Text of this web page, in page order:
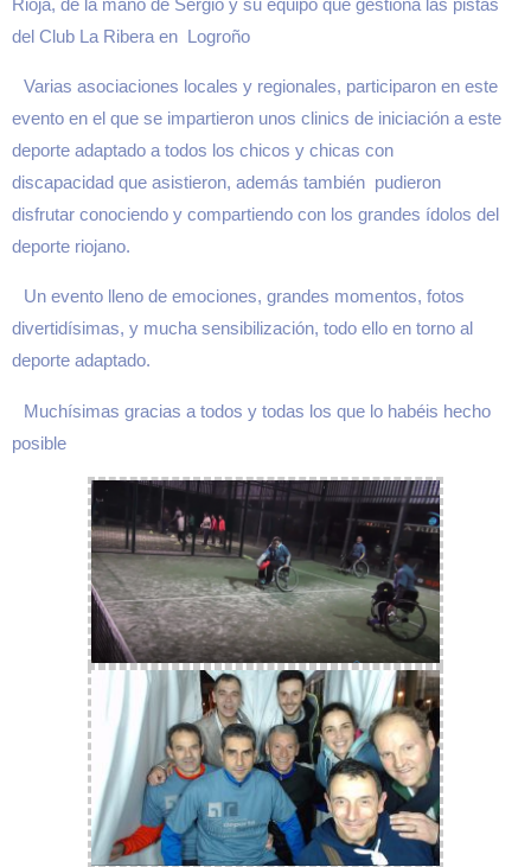
del Club La Ribera en Logroño
Varias asociaciones locales y regionales, participaron en este
evento en el que se impartieron unos clinics de iniciación a este
deporte adaptado a todos los chicos y chicas con
discapacidad que asistieron, además también pudieron
disfrutar conociendo y compartiendo con los grandes ídolos del
deporte riojano.
Un evento lleno de emociones, grandes momentos, fotos
divertidísimas, y mucha sensibilización, todo ello en torno al
deporte adaptado.
Muchísimas gracias a todos y todas los que lo habéis hecho
posible